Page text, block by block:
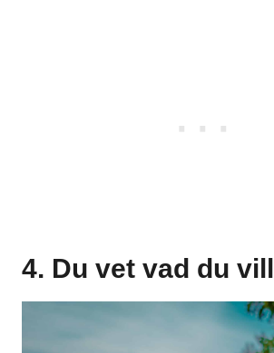
4. Du vet vad du vill